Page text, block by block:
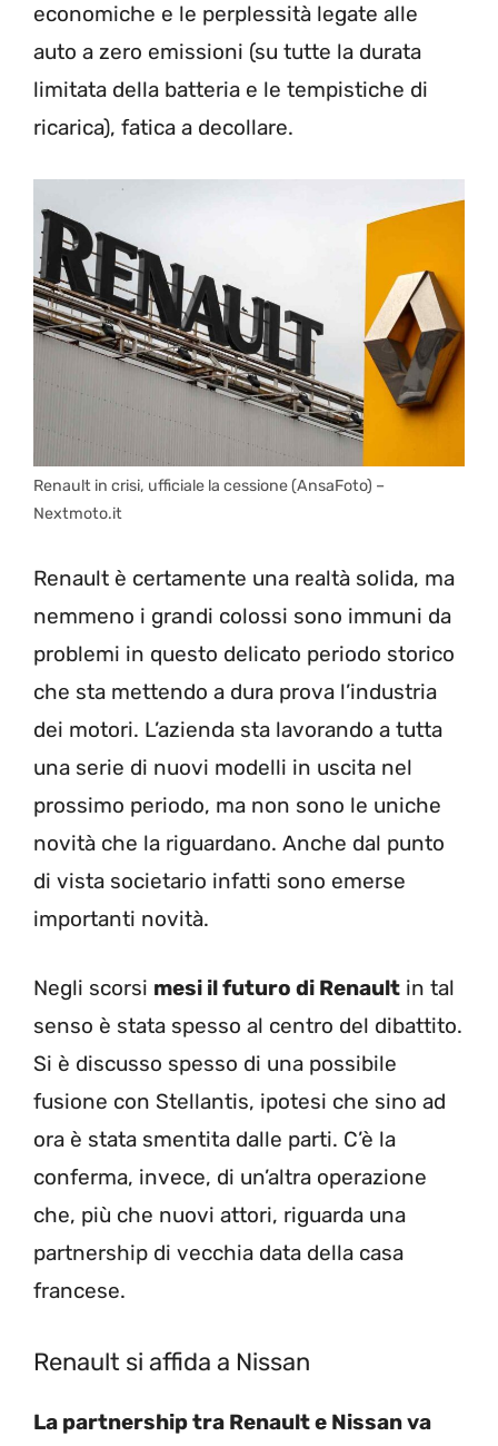
economiche e le perplessità legate alle
auto a zero emissioni (su tutte la durata
limitata della batteria e le tempistiche di
ricarica), fatica a decollare.
Renault in crisi, ufficiale la cessione (AnsaFoto) –
Nextmoto.it
Renault è certamente una realtà solida, ma
nemmeno i grandi colossi sono immuni da
problemi in questo delicato periodo storico
che sta mettendo a dura prova l’industria
dei motori. L’azienda sta lavorando a tutta
una serie di nuovi modelli in uscita nel
prossimo periodo, ma non sono le uniche
novità che la riguardano. Anche dal punto
di vista societario infatti sono emerse
importanti novità.
Negli scorsi mesi il futuro di Renault in tal
senso è stata spesso al centro del dibattito.
Si è discusso spesso di una possibile
fusione con Stellantis, ipotesi che sino ad
ora è stata smentita dalle parti. C’è la
conferma, invece, di un’altra operazione
che, più che nuovi attori, riguarda una
partnership di vecchia data della casa
francese.
Renault si affida a Nissan
La partnership tra Renault e Nissan va